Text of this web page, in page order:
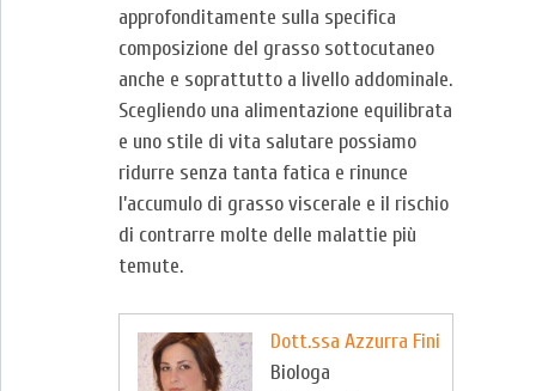
approfonditamente sulla specifica
composizione del grasso sottocutaneo
anche e soprattutto a livello addominale.
Scegliendo una alimentazione equilibrata
e uno stile di vita salutare possiamo
ridurre senza tanta fatica e rinunce
l’accumulo di grasso viscerale e il rischio
di contrarre molte delle malattie più
temute.
Dott.ssa Azzurra Fini
Biologa